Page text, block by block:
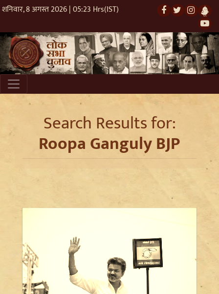
शनिवार, 8 अगस्त 2026 | 05:23 Hrs(IST)
Search Results for:
Roopa Ganguly BJP